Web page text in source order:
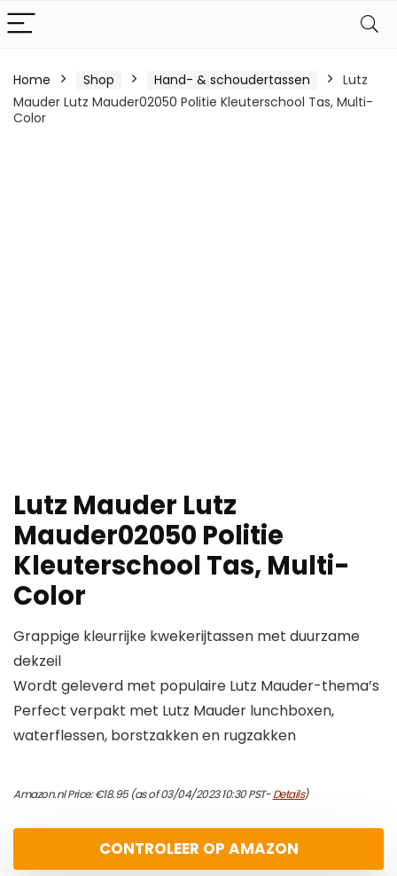
Home Shop Hand- & schoudertassen
Lutz
Mauder Lutz Mauder02050 Politie Kleuterschool Tas, Multi-
Color
Lutz Mauder Lutz
Mauder02050 Politie
Kleuterschool Tas, Multi-
Color
Grappige kleurrijke kwekerijtassen met duurzame
dekzeil
Wordt geleverd met populaire Lutz Mauder-thema’s
Perfect verpakt met Lutz Mauder lunchboxen,
waterflessen, borstzakken en rugzakken
Amazon.nl Price:€18.95(as of 03/04/2023 10:30 PST-Details)
CONTROLEER OP AMAZON